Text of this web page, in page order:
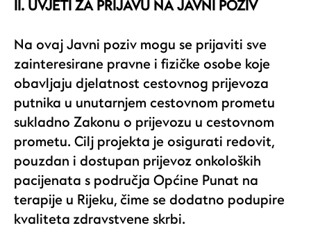
II. UVJETI ZA PRIJAVU NA JAVNI POZIV
Na ovaj Javni poziv mogu se prijaviti sve
zainteresirane pravne i fizičke osobe koje
obavljaju djelatnost cestovnog prijevoza
putnika u unutarnjem cestovnom prometu
sukladno Zakonu o prijevozu u cestovnom
prometu. Cilj projekta je osigurati redovit,
pouzdan i dostupan prijevoz onkoloških
pacijenata s područja Općine Punat na
terapije u Rijeku, čime se dodatno podupire
kvaliteta zdravstvene skrbi.